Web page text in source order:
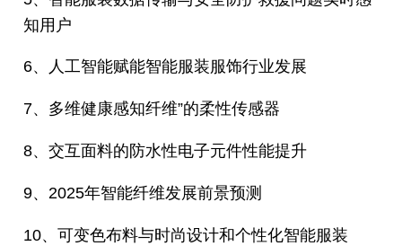
知用户
6、人工智能赋能智能服装服饰行业发展
7、多维健康感知纤维”的柔性传感器
8、交互面料的防水性电子元件性能提升
9、2025年智能纤维发展前景预测
10、可变色布料与时尚设计和个性化智能服装